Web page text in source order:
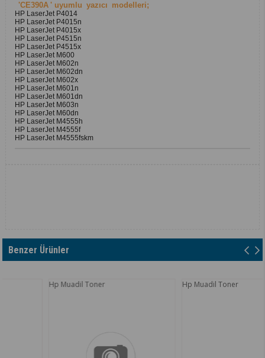
'CE390A ' uyumlu yazıcı modelleri;
HP LaserJet P4014
HP LaserJet P4015n
HP LaserJet P4015x
HP LaserJet P4515n
HP LaserJet P4515x
HP LaserJet M600
HP LaserJet M602n
HP LaserJet M602dn
HP LaserJet M602x
HP LaserJet M601n
HP LaserJet M601dn
HP LaserJet M603n
HP LaserJet M60dn
HP LaserJet M4555h
HP LaserJet M4555f
HP LaserJet M4555fskm
Benzer Ürünler
Hp Muadil Toner Hp Muadil Toner